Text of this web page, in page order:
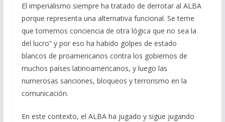
El imperialismo siempre ha tratado de derrotar al ALBA
porque representa una alternativa funcional. Se teme
que tomemos conciencia de otra lógica que no sea la
del lucro” y por eso ha habido golpes de estado
blancos de proamericanos contra los gobiernos de
muchos países latinoamericanos, y luego las
numerosas sanciones, bloqueos y terrorismo en la
comunicación.
En este contexto, el ALBA ha jugado y sigue jugando